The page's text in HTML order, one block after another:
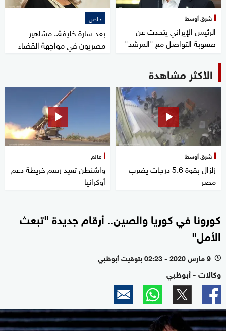
شرق أوسط
الرئيس الإيراني يتحدث عن
صعوبة التواصل مع "المرشد"
خاص
بعد سارة خليفة.. مشاهير
مصريون في مواجهة القضاء
الأكثر مشاهدة
شرق أوسط
زلزال بقوة 5.6 درجات يضرب
مصر
عالم
واشنطن تعيد رسم خريطة دعم
أوكرانيا
كورونا في كوريا والصين.. أرقام جديدة "تبعث
الأمل"
l 9 مارس 2020 - 02:23 بتوقيت أبوظبي
وكالات - أبوظبي